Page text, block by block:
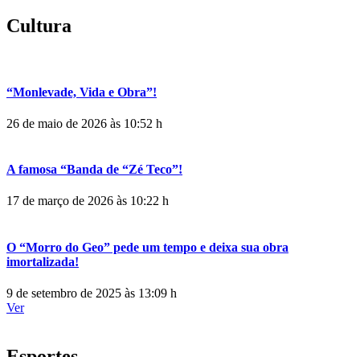
Cultura
“Monlevade, Vida e Obra”!
26 de maio de 2026 às 10:52 h
A famosa “Banda de “Zé Teco”!
17 de março de 2026 às 10:22 h
O “Morro do Geo” pede um tempo e deixa sua obra
imortalizada!
9 de setembro de 2025 às 13:09 h
Ver